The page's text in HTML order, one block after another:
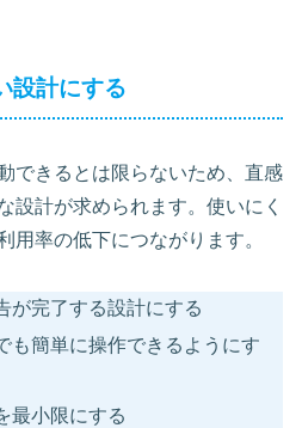
設計にする
できるとは限らないため、直感
設計が求められます。使いにく
用率の低下につながります。
が完了する設計にする
も簡単に操作できるようにす
最小限にする